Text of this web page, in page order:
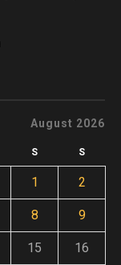
August 2026
S S
1 2
8 9
15 16